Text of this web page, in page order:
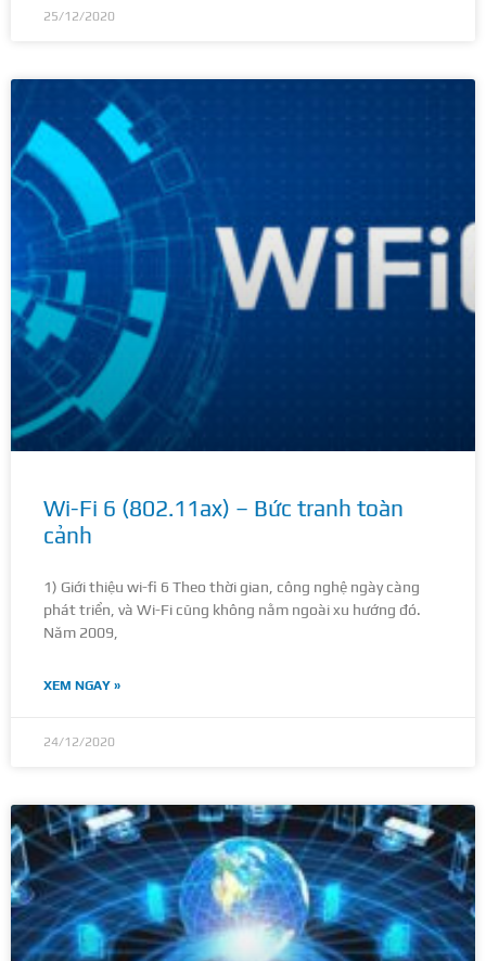
25/12/2020
Wi-Fi 6 (802.11ax) – Bức tranh toàn
cảnh
1) Giới thiệu wi-fi 6 Theo thời gian, công nghệ ngày càng
phát triển, và Wi-Fi cũng không nằm ngoài xu hướng đó.
Năm 2009,
XEM NGAY »
24/12/2020